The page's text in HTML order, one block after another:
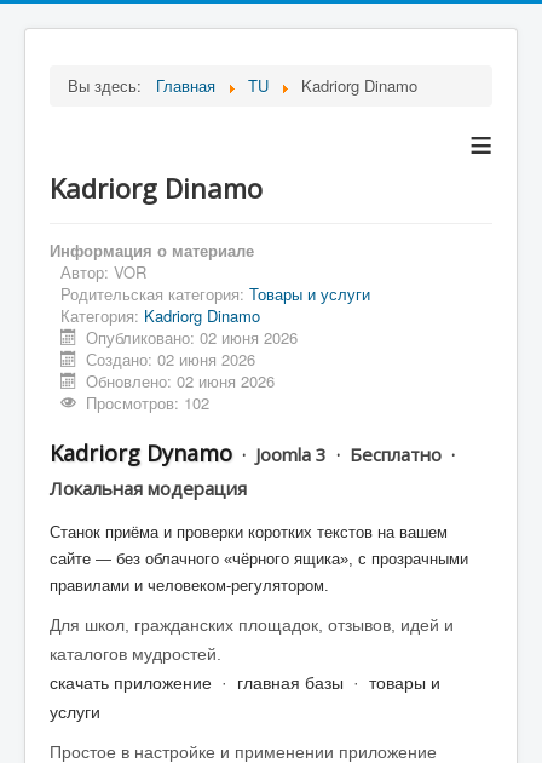
Вы здесь: Главная TU Kadriorg Dinamo
≡
Kadriorg Dinamo
Информация о материале
Автор: VOR
Родительская категория: Товары и услуги
Категория: Kadriorg Dinamo
Опубликовано: 02 июня 2026
Создано: 02 июня 2026
Обновлено: 02 июня 2026
Просмотров: 102
Kadriorg Dynamo · Joomla 3 · Бесплатно ·
Локальная модерация
Станок приёма и проверки коротких текстов на вашем
сайте — без облачного «чёрного ящика», с прозрачными
правилами и человеком-регулятором.
Для школ, гражданских площадок, отзывов, идей и
каталогов мудростей.
скачать приложение · главная базы · товары и
услуги
Простое в настройке и применении приложение